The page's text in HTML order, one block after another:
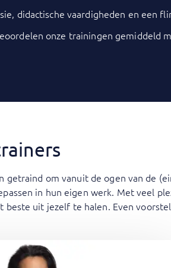
didactische vaardigheden en een
onze trainingen gemiddeld
getraind om vanuit de ogen van de
in hun eigen werk. Met veel
beste uit jezelf te halen. Even